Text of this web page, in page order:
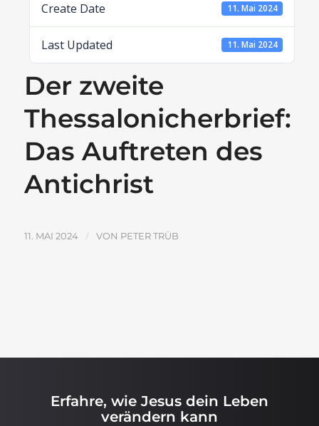
Create Date 11. Mai 2024
Last Updated 11. Mai 2024
Der zweite
Thessalonicherbrief:
Das Auftreten des
Antichrist
11. MAI 2024 / VON PETER TRÜB
Erfahre, wie Jesus dein Leben
verändern kann